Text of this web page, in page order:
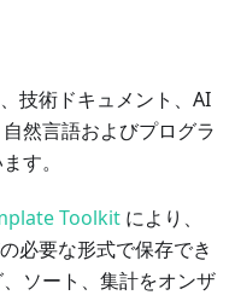
技術ドキュメント、AI
然言語およびプログラ
す。
Toolkit により、
必要な形式で保存でき
ソート、集計をオンザ